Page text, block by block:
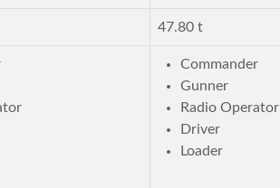
47.80 t
Commander
Gunner
Radio Operator
Driver
Loader